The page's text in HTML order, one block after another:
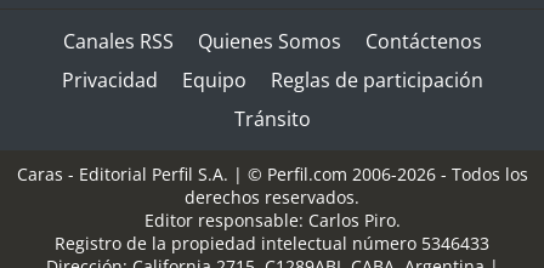
Canales RSS Quienes Somos
Contáctenos
Privacidad
Equipo
Reglas de participación
Tránsito
Caras - Editorial Perfil S.A. | © Perfil.com 2006-2026 - Todos los
derechos reservados.
Editor responsable: Carlos Piro.
Registro de la propiedad intelectual número 5346433